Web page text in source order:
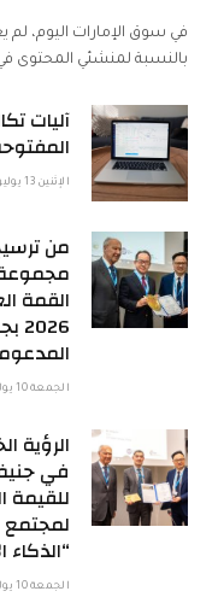
في سوق الإمارات اليوم، لم
بالنسبة لمنشئي المحتوى
آليات
الإثنين 13 يوليو 5:49 م
من
الجمعة 10 يوليو 10:19 م
الرؤية
في
للقيمة
“الذكاء
الجمعة 10 يوليو 2:36 م